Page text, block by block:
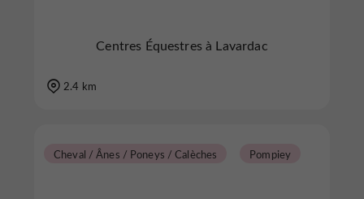
Centres Équestres à Lavardac
2.4 km
Cheval / Ânes / Poneys / Calèches Pompiey